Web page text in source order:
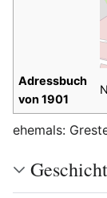
Adressbuch
von 1901
ehemals: